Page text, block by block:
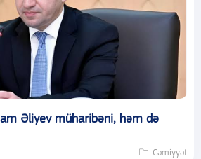
Əliyev müharibəni, həm də
Cəmiyyət